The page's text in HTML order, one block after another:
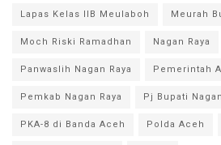
Lapas Kelas IIB Meulaboh Meurah
Moch Riski Ramadhan Nagan Raya
Panwaslih Nagan Raya Pemerintah
Pemkab Nagan Raya Pj Bupati
PKA-8 di Banda Aceh Polda Aceh